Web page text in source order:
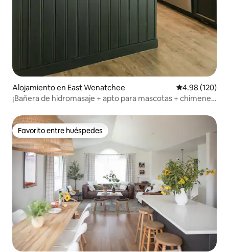
Alojamiento en East Wenatchee Calificación
4.98 (120)
¡Bañera de hidromasaje + apto para mascotas + chimenea
Favorito entre huéspedes
Favorito entre huéspedes